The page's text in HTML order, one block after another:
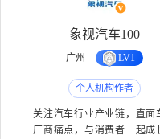
象视汽车100
广州 LV1
个人机构作者
关注汽车行业产业链，直面
厂商痛点，与消费者一起成